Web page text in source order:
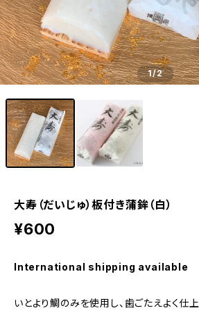
1/2
大寿（だいじゅ）板付き蒲鉾（白）
¥600
International shipping available
いとより鯛のみを使用し、歯ごたえよく仕